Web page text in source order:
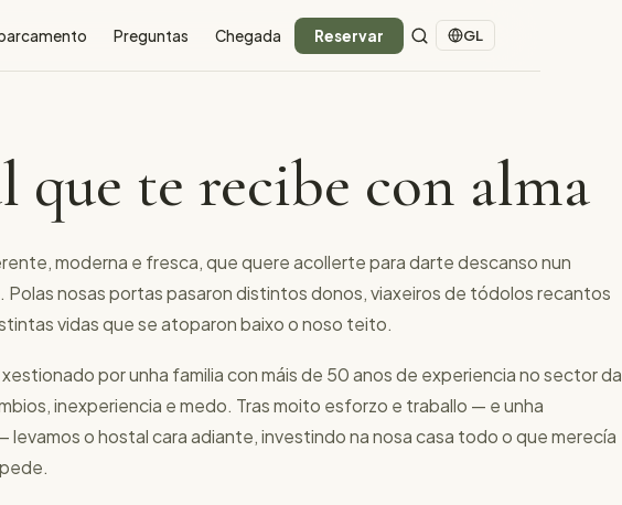
Preguntas Chegada Reservar GL
que te recibe con alma
moderna e fresca, que quere acollerte para darte descanso nun
Polas nosas portas pasaron distintos donos, viaxeiros de tódolos recantos
vidas que se atoparon baixo o noso teito.
por unha familia con máis de 50 anos de experiencia no sector da
inexperiencia e medo. Tras moito esforzo e traballo — e unha
o hostal cara adiante, investindo na nosa casa todo o que merecía